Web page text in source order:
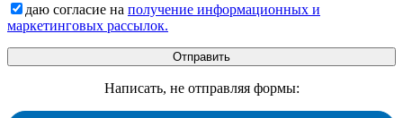
даю согласие на получение информационных и
маркетинговых рассылок.
Написать, не отправляя формы: